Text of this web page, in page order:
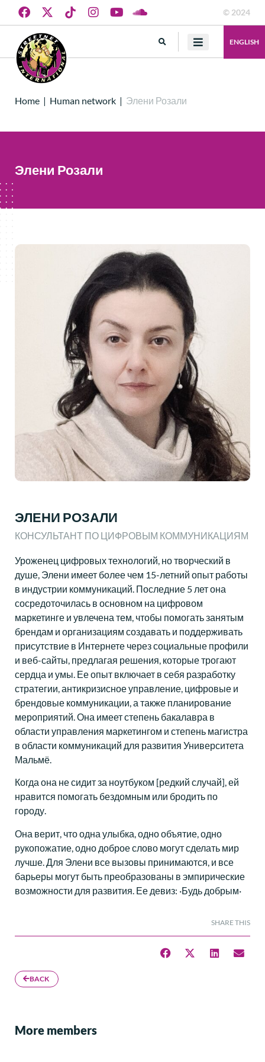
© 2024
ENGLISH
Home | Human network | Элени Розали
Элени Розали
ЭЛЕНИ РОЗАЛИ
КОНСУЛЬТАНТ ПО ЦИФРОВЫМ КОММУНИКАЦИЯМ
Уроженец цифровых технологий, но творческий в
душе, Элени имеет более чем 15-летний опыт работы
в индустрии коммуникаций. Последние 5 лет она
сосредоточилась в основном на цифровом
маркетинге и увлечена тем, чтобы помогать занятым
брендам и организациям создавать и поддерживать
присутствие в Интернете через социальные профили
и веб-сайты, предлагая решения, которые трогают
сердца и умы. Ее опыт включает в себя разработку
стратегии, антикризисное управление, цифровые и
брендовые коммуникации, а также планирование
мероприятий. Она имеет степень бакалавра в
области управления маркетингом и степень магистра
в области коммуникаций для развития Университета
Мальмё.
Когда она не сидит за ноутбуком [редкий случай], ей
нравится помогать бездомным или бродить по
городу.
Она верит, что одна улыбка, одно объятие, одно
рукопожатие, одно доброе слово могут сделать мир
лучше. Для Элени все вызовы принимаются, и все
барьеры могут быть преобразованы в эмпирические
возможности для развития. Ее девиз: ·Будь добрым·
SHARE THIS
BACK
More members